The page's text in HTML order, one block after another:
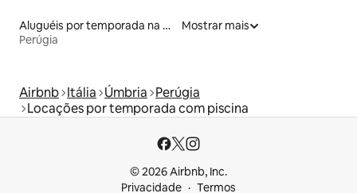
Aluguéis por temporada na orla
Perúgia
Mostrar mais
Airbnb Itália Úmbria Perúgia
Locações por temporada com piscina
© 2026 Airbnb, Inc.
Privacidade
Termos